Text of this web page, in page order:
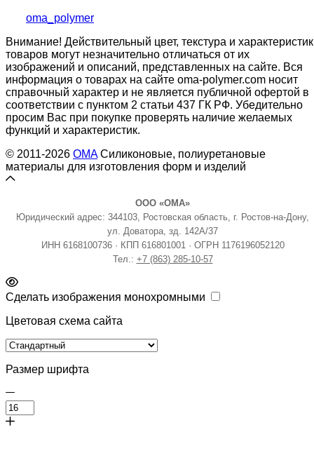
oma_polymer
Внимание! Действительный цвет, текстура и
товаров могут незначительно отличаться от их
изображений и описаний, представленных на сайте. Вся
информация о товарах на сайте oma-polymer.com носит
справочный характер и не является публичной офертой в
соответствии с пунктом 2 статьи 437 ГК РФ. Убедительно
просим Вас при покупке проверять наличие желаемых
функций и характеристик.
© 2011-2026 OMAСиликоновые, полиуретановые
материалы для изготовления форм и изделий
ООО «ОМА»
Юридический адрес: 344103, Ростовская область, г. Ростов-на-Дону,
ул. Доватора, зд. 142А/37
ИНН 6168100736 · КПП 616801001 · ОГРН 1176196052120
Тел.: +7 (863) 285-10-57
Сделать изображения монохромными
Цветовая схема сайта
Размер шрифта